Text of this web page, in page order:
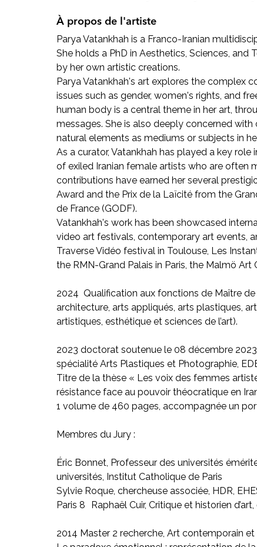
À propos de l'artiste
Parya Vatankhah is a Franco-Iranian
She holds a PhD in Aesthetics, Sciences, and
by her own artistic creations.
Parya Vatankhah's art explores the complex
issues such as gender, women's rights, and
human body is a central theme in her art,
messages. She is also deeply concerned
natural elements as mediums or subjects in
As a curator, Vatankhah has played a key
of exiled Iranian female artists who are often
contributions have earned her several
Award and the Prix de la Laïcité from the
de France (GODF).
Vatankhah's work has been showcased
video art festivals, contemporary art events,
Traverse Vidéo festival in Toulouse, Les
the RMN-Grand Palais in Paris, the Malmö
2024 Qualification aux fonctions de Maître
architecture, arts appliqués, arts plastiques,
artistiques, esthétique et sciences de l’art).
2023 doctorat soutenue le 08 décembre
spécialité Arts Plastiques et Photographie,
Titre de la thèse « Les voix des femmes
résistance face au pouvoir théocratique en
1 volume de 460 pages, accompagnée un
Membres du Jury :
Éric Bonnet, Professeur des universités
universités, Institut Catholique de Paris
Sylvie Roque, chercheuse associée, HDR,
Paris 8 Raphaël Cuir, Critique et historien
2014 Master 2 recherche, Art contemporain